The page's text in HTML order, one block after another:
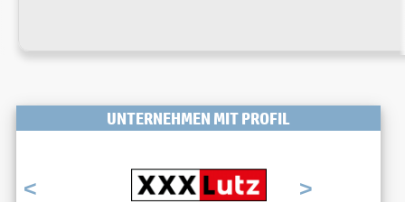
UNTERNEHMEN MIT PROFIL
< >